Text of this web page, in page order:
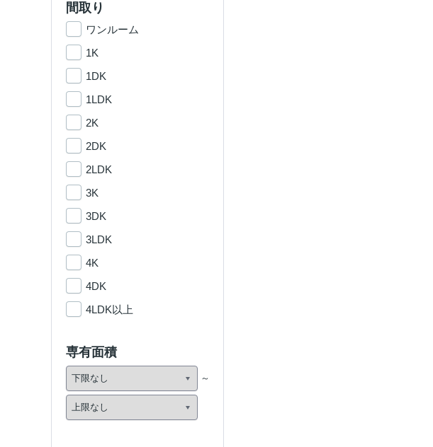
間取り
ワンルーム
1K
1DK
1LDK
2K
2DK
2LDK
3K
3DK
3LDK
4K
4DK
4LDK以上
専有面積